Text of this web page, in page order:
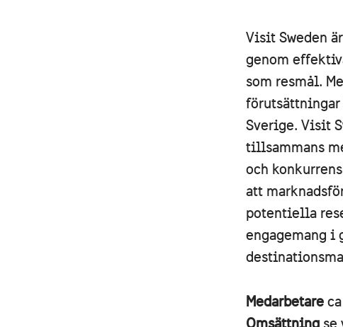
Visit Sweden
genom
som resmål.
Sverige. Visit
tillsammans
och
att
potentiella
engagemang i
Medarbetare